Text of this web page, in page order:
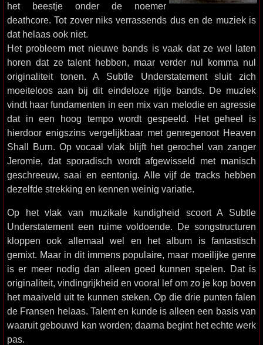
het beestje onder de noemer
deathcore. Tot zover niks verrassends dus en de muziek is
dat helaas ook niet.
Het probleem met nieuwe bands is vaak dat ze wel laten
horen dat ze talent hebben, maar verder nul komma nul
originaliteit tonen. A Subtle Understatement sluit zich
moeiteloos aan bij dit eindeloze rijtje bands. De muziek
vindt haar fundamenten in een mix van melodie en agressie
dat in een hoog tempo wordt gespeeld. Het geheel is
hierdoor enigszins vergelijkbaar met genregenoot Heaven
Shall Burn. Op vocaal vlak blijft het gerochel van zanger
Jeromie, dat sporadisch wordt afgewisseld met manisch
geschreeuw, saai en eentonig. Alle vijf de tracks hebben
dezelfde strekking en kennen weinig variatie.
Op het vlak van muzikale kundigheid scoort A Subtle
Understatement een ruime voldoende. De songstructuren
kloppen ook allemaal wel en het album is fantastisch
gemixt. Maar in dit immens populaire, maar moeilijke genre
is er meer nodig dan alleen goed kunnen spelen. Dat is
originaliteit, vindingrijkheid en vooral lef om zo je kop boven
het maaiveld uit te kunnen steken. Op die drie punten falen
de Fransen helaas. Talent en kunde is alleen een basis van
waaruit gebouwd kan worden; daarna begint het echte werk
pas.